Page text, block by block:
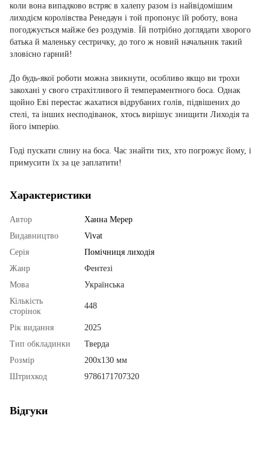
коли вона випадково встряє в халепу разом із найвідомішим
лиходієм королівства Ренедаун і той пропонує їй роботу, вона
погоджується майже без роздумів. Їй потрібно доглядати хворого
батька й маленьку сестричку, до того ж новий начальник такий
зловісно гарний!
До будь-якої роботи можна звикнути, особливо якщо ви трохи
закохані у свого страхітливого й темпераментного боса. Однак
щойно Еві перестає жахатися відрубаних голів, підвішених до
стелі, та інших несподіванок, хтось вирішує знищити Лиходія та
його імперію.
Годі пускати слину на боса. Час знайти тих, хто погрожує йому, і
примусити їх за це заплатити!
Характеристики
Автор
Ханна Мерер
Видавництво
Vivat
Серія
Помічниця лиходія
Жанр
Фентезі
Мова
Українська
Кількість
сторінок
448
Рік видання
2025
Тип обкладинки
Тверда
Розмір
200х130 мм
Штрихкод
9786171707320
Відгуки